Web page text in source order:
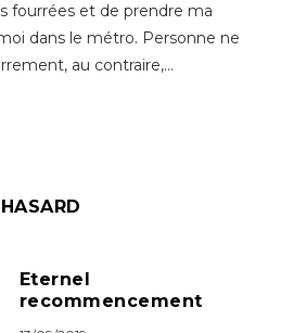
fourrées et de prendre ma
dans le métro. Personne ne
au contraire,…
Eternel
recommencement